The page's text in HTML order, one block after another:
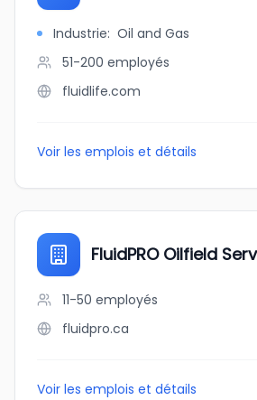
Industrie: Oil and Gas
51-200 employés
fluidlife.com
Voir les emplois et détails
FluidPRO Oilfield
11-50 employés
fluidpro.ca
Voir les emplois et détails